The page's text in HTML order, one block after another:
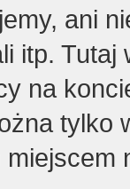
ani
itp. Tutaj
na
tylko